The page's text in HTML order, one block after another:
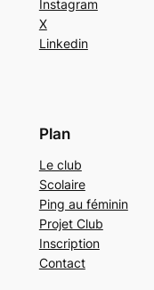
Instagram
X
Linkedin
Plan
Le club
Scolaire
Ping au féminin
Projet Club
Inscription
Contact